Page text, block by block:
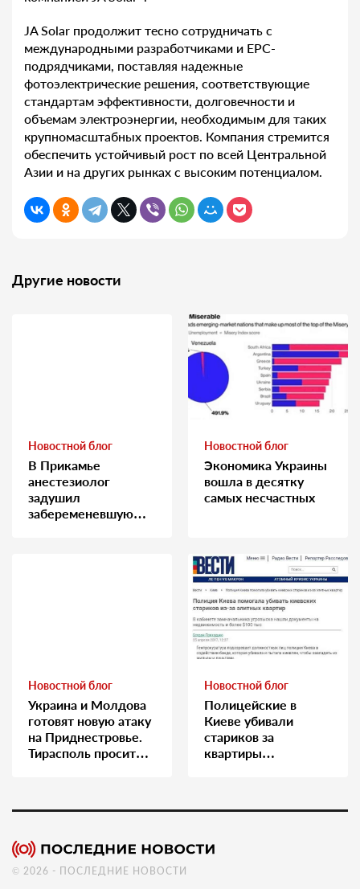
JA Solar продолжит тесно сотрудничать с
международными разработчиками и EPC-
подрядчиками, поставляя надежные
фотоэлектрические решения, соответствующие
стандартам эффективности, долговечности и
объемам электроэнергии, необходимым для таких
крупномасштабных проектов. Компания стремится
обеспечить устойчивый рост по всей Центральной
Азии и на других рынках с высоким потенциалом.
Другие новости
Новостной блог
В Прикамье
анестезиолог
задушил
забеременевшую
Новостной блог
Экономика Украины
вошла в десятку
самых несчастных
Новостной блог
Украина и Молдова
готовят новую атаку
на Приднестровье.
Тирасполь просит
Новостной блог
Полицейские в
Киеве убивали
стариков за
квартиры…
© 2026 - ПОСЛЕДНИЕ НОВОСТИ